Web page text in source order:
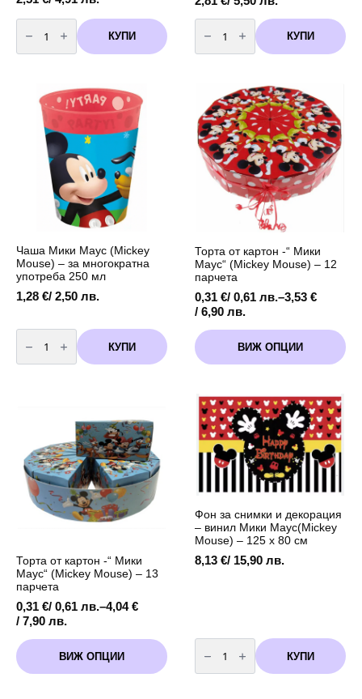
количество
за
Парти
Салфетки
(Mickey
Mouse
КУПИ
количество
за
Парти
чинии
(Mickey
Mouse)
20
см
БРОЯ
КУПИ
Чаша Мики Маус (Mickey
Mouse) – за многократна
употреба 250 мл
1,28 €/ 2,50 лв.
количество
за
Мики
многократна
250
мл
КУПИ
Торта от картон -“ Мики
Маус“ (Mickey Mouse) – 12
парчета
0,31 €/ 0,61 лв.–3,53 €
/ 6,90 лв.
Price
0,31 €
/
0,61 лв.
3,53 €
6,90 лв.
ВИЖ ОПЦИИ
This
product
has
variants.
The
options
may
be
chosen
the
product
page
Торта от картон -“ Мики
Маус“ (Mickey Mouse) – 13
парчета
0,31 €/ 0,61 лв.–4,04€
/ 7,90 лв.
Price
0,31 €
/
0,61 лв.
ВИЖ ОПЦИИ
This
product
has
Фон за снимки и декорация
– винил Мики Маус(Mickey
Mouse) – 125 х 80 см
8,13 €/ 15,90 лв.
количество
за
за
КУПИ